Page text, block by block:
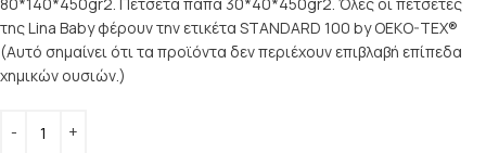
της Lina Baby φέρουν την ετικέτα STANDARD 100 by OEKO-TEX®
(Αυτό σημαίνει ότι τα προϊόντα δεν περιέχουν επιβλαβή επίπεδα
χημικών ουσιών.)